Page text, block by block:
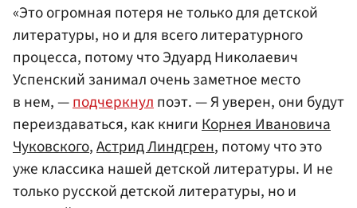
«Это огромная потеря не только для детской
литературы, но и для всего литературного
процесса, потому что Эдуард Николаевич
Успенский занимал очень заметное место
в нем, —подчеркнул поэт. — Я уверен, они будут
переиздаваться, как книги Корнея Ивановича
Чуковского,Астрид Линдгрен, потому что это
уже классика нашей детской литературы. И не
только русской детской литературы, но и